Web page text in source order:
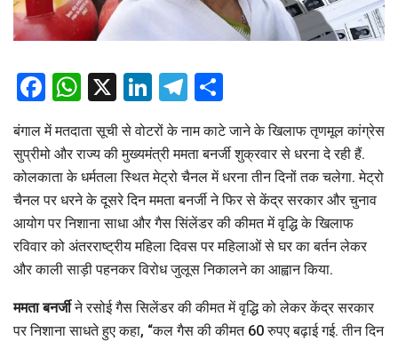
Facebook
WhatsApp
X LinkedIn
Telegram
बंगाल में मतदाता सूची से वोटरों के नाम काटे जाने के खिलाफ तृणमूल कांग्रेस
सुप्रीमो और राज्य की मुख्यमंत्री ममता बनर्जी शुक्रवार से धरना दे रही हैं.
कोलकाता के धर्मतला स्थित मेट्रो चैनल में धरना तीन दिनों तक चलेगा. मेट्रो
चैनल पर धरने के दूसरे दिन ममता बनर्जी ने फिर से केंद्र सरकार और चुनाव
आयोग पर निशाना साधा और गैस सिंलेंडर की कीमत में वृद्धि के खिलाफ
रविवार को अंतरराष्ट्रीय महिला दिवस पर महिलाओं से घर का बर्तन लेकर
और काली साड़ी पहनकर विरोध जुलूस निकालने का आह्वान किया.
ममता बनर्जीने रसोई गैस सिलेंडर की कीमत में वृद्धि को लेकर केंद्र सरकार
पर निशाना साधते हुए कहा, “कल गैस की कीमत 60 रुपए बढ़ाई गई. तीन दिन